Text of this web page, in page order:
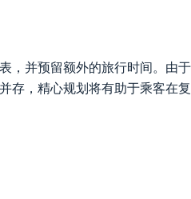
，并预留额外的旅行时间。由于
存，精心规划将有助于乘客在复